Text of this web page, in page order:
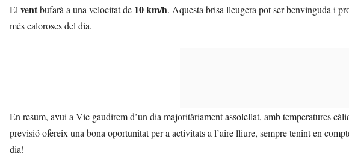
El ventbufarà a una velocitat de 10 km/h. Aquesta brisa lleugera pot ser benvinguda i
més caloroses del dia.
En resum, avui a Vic gaudirem d’un dia majoritàriament assolellat, amb temperatures
previsió ofereix una bona oportunitat per a activitats a l’aire lliure, sempre tenint en
dia!